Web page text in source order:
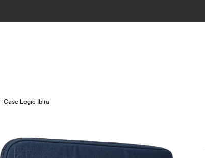
Case Logic Ibira